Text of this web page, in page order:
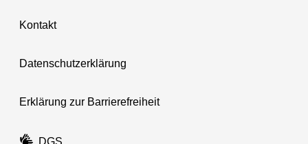
Kontakt
Datenschutzerklärung
Erklärung zur Barrierefreiheit
DGS